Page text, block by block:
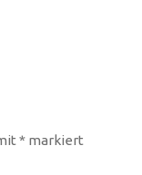
* markiert